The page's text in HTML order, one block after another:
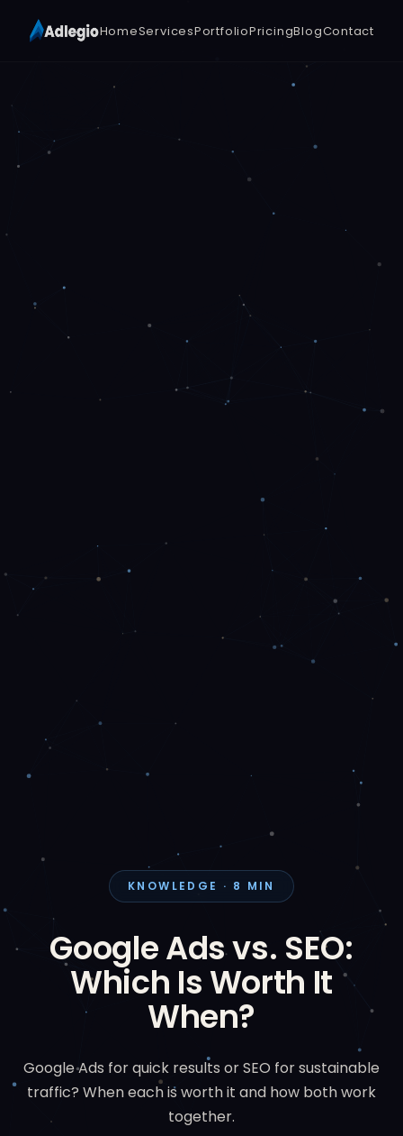
HomeServicesPortfolioPricingBlogContact
KNOWLEDGE · 8 MIN
Google Ads vs. SEO:
Which Is Worth It
When?
Google Ads for quick results or SEO for sustainable
traffic? When each is worth it and how both work
together.